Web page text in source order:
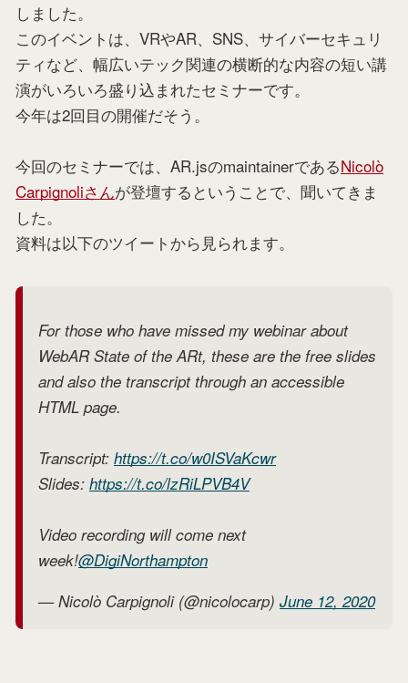
しました。
このイベントは、VRやAR、SNS、サイバーセキュリ
ティなど、幅広いテック関連の横断的な内容の短い講
演がいろいろ盛り込まれたセミナーです。
今年は2回目の開催だそう。
今回のセミナーでは、AR.jsのmaintainerであるNicolò
Carpignoliさんが登壇するということで、聞いてきま
した。
資料は以下のツイートから見られます。
For those who have missed my webinar about
WebAR State of the ARt, these are the free slides
and also the transcript through an accessible
HTML page.
Transcript: https://t.co/w0ISVaKcwr
Slides: https://t.co/lzRiLPVB4V
Video recording will come next
week!@DigiNorthampton
— Nicolò Carpignoli (@nicolocarp) June 12, 2020